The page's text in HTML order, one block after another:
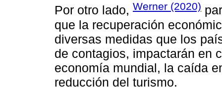
Por otro lado, Werner (2020)
que la recuperación
diversas medidas que los
de contagios, impactarán en
economía mundial, la caída
reducción del turismo.